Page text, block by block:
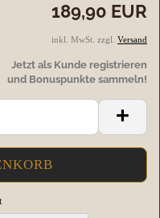
189,90 EUR
inkl. MwSt. zzgl. Versand
Jetzt als Kunde registrieren
und Bonuspunkte sammeln!